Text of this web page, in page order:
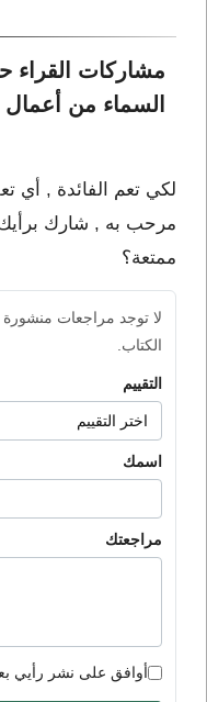
مشاركات القراء
السماء من أعمال
لكي تعم الفائدة , أي
مرحب به , شارك برأيك
ممتعة؟
لا توجد مراجعات
الكتاب.
التقييم
اسمك
مراجعتك
أوافق على نشر رأيي